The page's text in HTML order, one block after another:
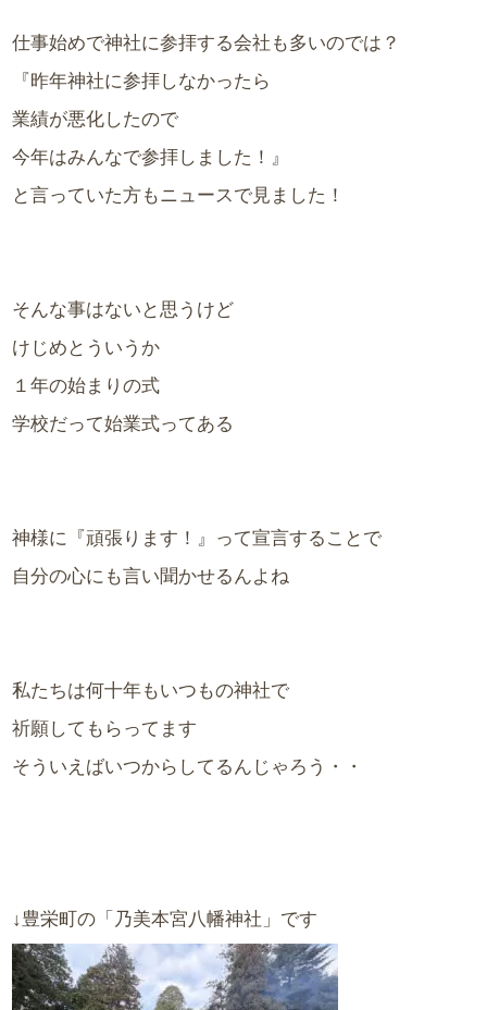
仕事始めで神社に参拝する会社も多いのでは？
『昨年神社に参拝しなかったら
業績が悪化したので
今年はみんなで参拝しました！』
と言っていた方もニュースで見ました！
そんな事はないと思うけど
けじめとういうか
１年の始まりの式
学校だって始業式ってある
神様に『頑張ります！』って宣言することで
自分の心にも言い聞かせるんよね
私たちは何十年もいつもの神社で
祈願してもらってます
そういえばいつからしてるんじゃろう・・
↓豊栄町の「乃美本宮八幡神社」です